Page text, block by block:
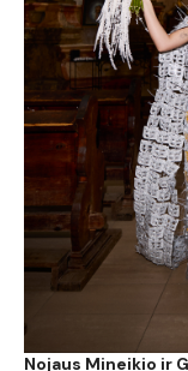
Nojaus Mineikio ir